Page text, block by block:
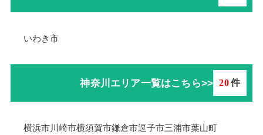
いわき市
神奈川エリア一覧はこちら>> 20件
横浜市川崎市横須賀市鎌倉市逗子市三浦市葉山町